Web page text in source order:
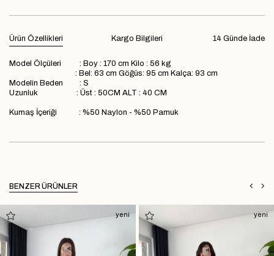
Ürün Özellikleri 14 Günde İade
Kargo Bilgileri
Model Ölçüleri : Boy : 170 cm Kilo : 56 kg
: Bel: 63 cm Göğüs: 95 cm Kalça: 93 cm
Modelin Beden : S
Uzunluk : Üst : 50CM ALT : 40 CM
Kumaş İçeriği : %50 Naylon - %50 Pamuk
BENZER ÜRÜNLER
yeni yeni